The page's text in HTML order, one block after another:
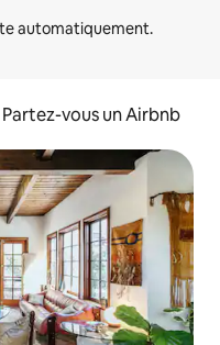
Partez-vous un Airbnb